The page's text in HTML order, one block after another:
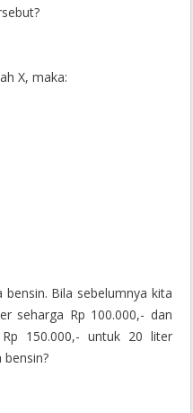
X, maka:
Bila sebelumnya kita
seharga Rp 100.000,- dan
150.000,- untuk 20 liter
bensin?